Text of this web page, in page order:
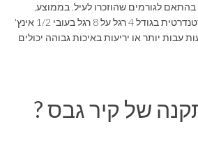
לגורמים שהוזכרו לעיל. בממוצע,
המחיר של יריעת קיר גבס סטנדרטית בגודל 4 רגל על 8 רגל בעובי 1/2 אינץ'
לגיליון. יריעות עבות יותר או יריעות באיכות גבוהה יכולים
של קיר גבס ?